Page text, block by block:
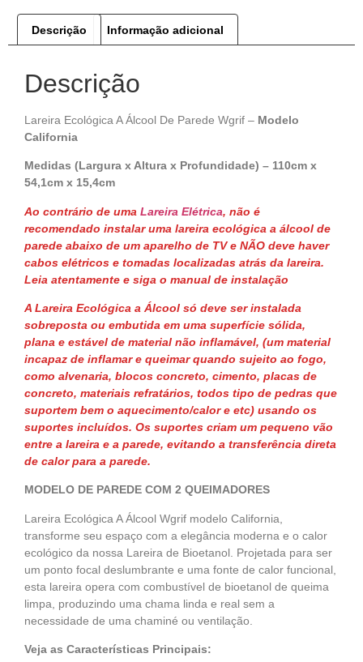
Descrição Informação adicional
Descrição
Lareira Ecológica A Álcool De Parede Wgrif – Modelo
California
Medidas (Largura x Altura x Profundidade) – 110cm x
54,1cm x 15,4cm
Ao contrário de uma Lareira Elétrica, não é
recomendado instalar uma lareira ecológica a álcool de
parede abaixo de um aparelho de TV e NÃO deve haver
cabos elétricos e tomadas localizadas atrás da lareira.
Leia atentamente e siga o manual de instalação
A Lareira Ecológica a Álcool só deve ser instalada
sobreposta ou embutida em uma superfície sólida,
plana e estável de material não inflamável, (um material
incapaz de inflamar e queimar quando sujeito ao fogo,
como alvenaria, blocos concreto, cimento, placas de
concreto, materiais refratários, todos tipo de pedras que
suportem bem o aquecimento/calor e etc) usando os
suportes incluídos. Os suportes criam um pequeno vão
entre a lareira e a parede, evitando a transferência direta
de calor para a parede.
MODELO DE PAREDE COM 2 QUEIMADORES
Lareira Ecológica A Álcool Wgrif modelo California,
transforme seu espaço com a elegância moderna e o calor
ecológico da nossa Lareira de Bioetanol. Projetada para ser
um ponto focal deslumbrante e uma fonte de calor funcional,
esta lareira opera com combustível de bioetanol de queima
limpa, produzindo uma chama linda e real sem a
necessidade de uma chaminé ou ventilação.
Veja as Características Principais: